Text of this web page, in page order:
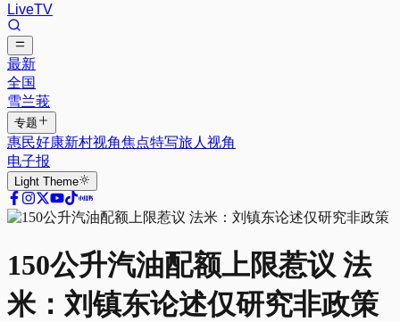
LiveTV
最新
全国
雪兰莪
专题
惠民好康新村视角焦点特写旅人视角
电子报
Light Theme
150公升汽油配额上限惹议 法
米：刘镇东论述仅研究非政策